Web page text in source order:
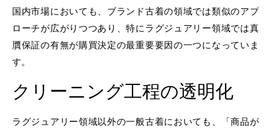
国内市場においても、ブランド古着の領域では類似のアプ
ローチが広がりつつあり、特にラグジュアリー領域では真
贋保証の有無が購買決定の最重要要因の一つになっていま
す。
クリーニング工程の透明化
ラグジュアリー領域以外の一般古着においても、「商品が